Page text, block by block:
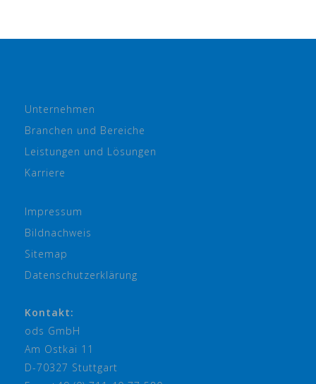
Unternehmen
Branchen und Bereiche
Leistungen und Lösungen
Karriere
Impressum
Bildnachweis
Sitemap
Datenschutzerklärung
Kontakt:
ods GmbH
Am Ostkai 11
D-70327 Stuttgart